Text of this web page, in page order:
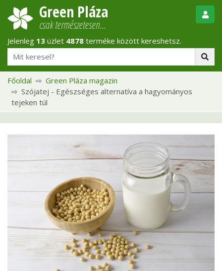
Green Pláza
csak természetesen…
Jelenleg 13 üzlet 4878 terméke között kereshetsz.
Főoldal
Green Pláza magazin
Szójatej - Egészséges alternatíva a hagyományos
tejeken túl